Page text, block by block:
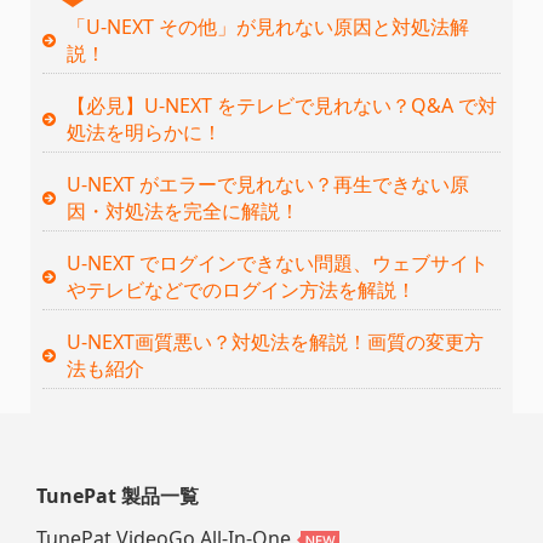
「U-NEXT その他」が見れない原因と対処法解
説！
【必見】U-NEXT をテレビで見れない？Q&A で対
処法を明らかに！
U-NEXT がエラーで見れない？再生できない原
因・対処法を完全に解説！
U-NEXT でログインできない問題、ウェブサイト
やテレビなどでのログイン方法を解説！
U-NEXT画質悪い？対処法を解説！画質の変更方
法も紹介
TunePat 製品一覧